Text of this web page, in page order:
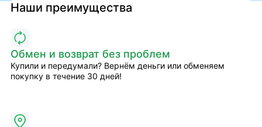
Наши преимущества
Обмен и возврат без проблем
Купили и передумали? Вернём деньги или обменяем
покупку в течение 30 дней!